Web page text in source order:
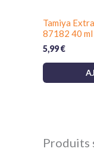
Tamiya
87182 40 ml
5,99€
Produits